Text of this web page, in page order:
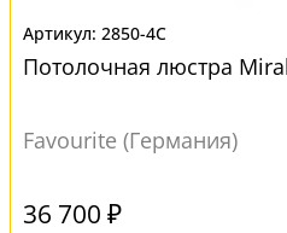
2850-4C
Потолочная люстра
Favourite (Германия)
36 700 ₽